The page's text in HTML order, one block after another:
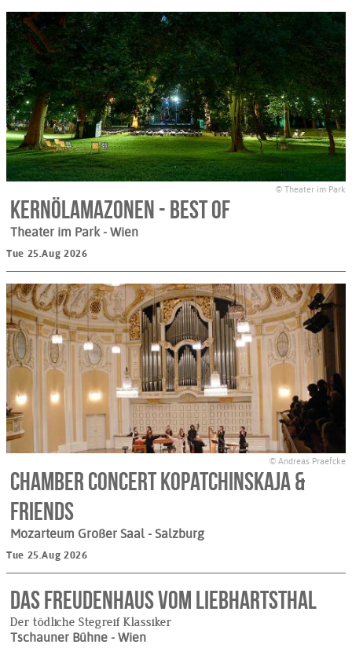
© Theater im Park
Kernölamazonen - Best Of
Theater im Park- Wien
Tue 25.Aug 2026
© Andreas Praefcke
Chamber Concert Kopatchinskaja &
Friends
Mozarteum Großer Saal - Salzburg
Tue 25.Aug 2026
DAS FREUDENHAUS VOM LIEBHARTSTHAL
Der tödliche Stegreif Klassiker
Tschauner Bühne - Wien